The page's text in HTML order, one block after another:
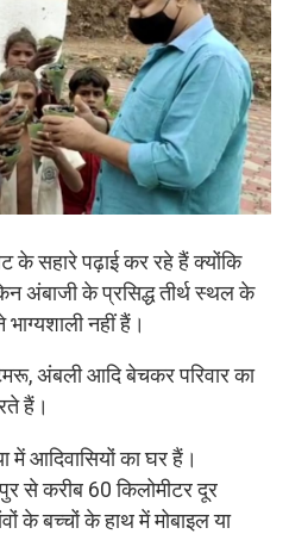
के सहारे पढ़ाई कर रहे हैं क्योंकि
अंबाजी के प्रसिद्ध तीर्थ स्थल के
नहीं हैं।
अंबली आदि बेचकर परिवार का
हैं।
में आदिवासियों का घर हैं।
से करीब 60 किलोमीटर दूर
के बच्चों के हाथ में मोबाइल या